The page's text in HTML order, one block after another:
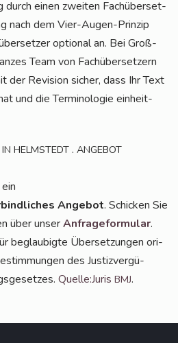
durch einen zwei­ten Fach­über­set­
nach dem Vier-Augen-Prin­zip
optio­nal an. Bei Groß­
Team von Fach­über­set­zern
Revi­si­on sicher, dass Ihr Text
und die Ter­mi­no­lo­gie ein­heit­
IN HELMSTEDT .ANGEBOT
Ange­bot. Schi­cken Sie
über unserAnfra­ge­for­mu­lar.
beglau­big­te Über­set­zun­gen ori­
des Jus­tiz­ver­gü­
Quelle:JurisBMJ.